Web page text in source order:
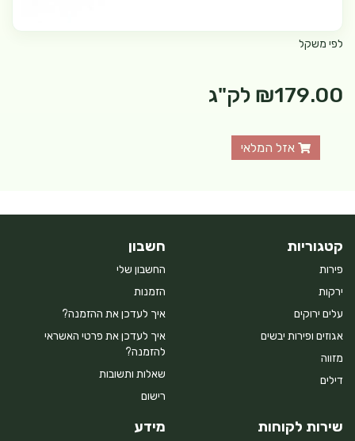
לפי משקל
₪179.00 לק"ג
אזל המלאי
קטגוריות
פירות
ירקות
עלים ירוקים
אגוזים ופירות יבשים
מזווה
דילים
חשבון
החשבון שלי
הזמנות
איך לעדכן את ההזמנה?
איך לעדכן את פרטי האשראי
להזמנה?
שאלות ותשובות
רישום
שירות לקוחות מידע